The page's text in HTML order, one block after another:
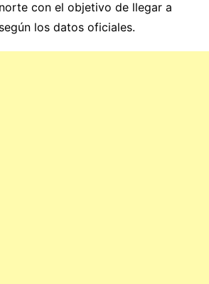
con el objetivo de llegar a
los datos oficiales.